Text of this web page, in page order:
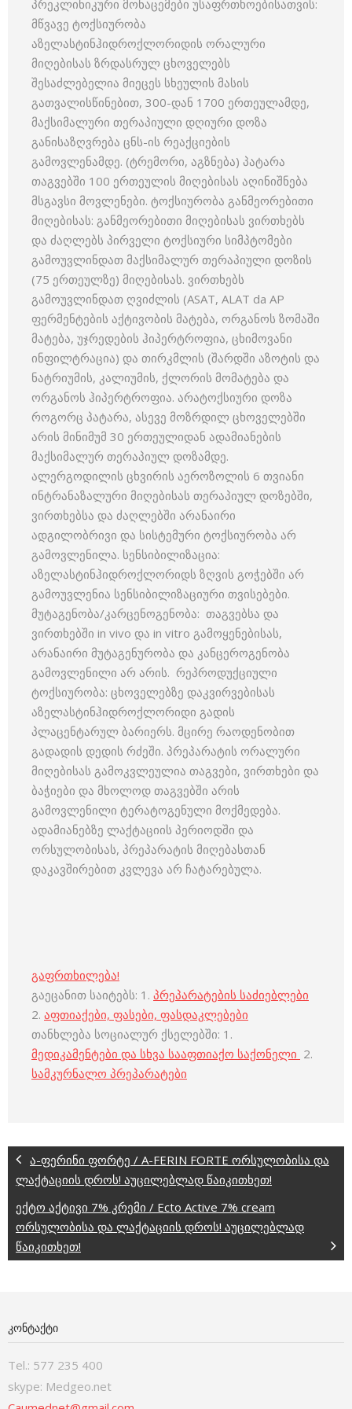
პრეკლინიკური მონაცემები უსაფრთხოებისათვის:
მწვავე ტოქსიურობა
აზელასტინჰიდროქლორიდის ორალური
მიღებისას ზრდასრულ ცხოველებს
შესაძლებელია მიეცეს სხეულის მასის
გათვალისწინებით, 300-დან 1700 ერთეულამდე,
მაქსიმალური თერაპიული დღიური დოზა
განისაზღვრება ცნს-ის რეაქციების
გამოვლენამდე. (ტრემორი, აგზნება) პატარა
თაგვებში 100 ერთეულის მიღებისას აღინიშნება
მსგავსი მოვლენები. ტოქსიურობა განმეორებითი
მიღებისას: განმეორებითი მიღებისას ვირთხებს
და ძაღლებს პირველი ტოქსიური სიმპტომები
გამოუვლინდათ მაქსიმალურ თერაპიული დოზის
(75 ერთეულზე) მიღებისას. ვირთხებს
გამოუვლინდათ ღვიძლის (ASAT, ALAT da AP
ფერმენტების აქტივობის მატება, ორგანოს ზომაში
მატება, უჯრედების ჰიპერტროფია, ცხიმოვანი
ინფილტრაცია) და თირკმლის (შარდში აზოტის და
ნატრიუმის, კალიუმის, ქლორის მომატება და
ორგანოს ჰიპერტროფია. არატოქსიური დოზა
როგორც პატარა, ასევე მოზრდილ ცხოველებში
არის მინიმუმ 30 ერთეულიდან ადამიანების
მაქსიმალურ თერაპიულ დოზამდე.
ალერგოდილის ცხვირის აეროზოლის 6 თვიანი
ინტრანაზალური მიღებისას თერაპიულ დოზებში,
ვირთხებსა და ძაღლებში არანაირი
ადგილობრივი და სისტემური ტოქსიურობა არ
გამოვლენილა. სენსიბილიზაცია:
აზელასტინჰიდროქლორიდს ზღვის გოჭებში არ
გამოუვლენია სენსიბილიზაციური თვისებები.
მუტაგენობა/კარცენოგენობა: თაგვებსა და
ვირთხებში in vivo და in vitro გამოყენებისას,
არანაირი მუტაგენურობა და კანცეროგენობა
გამოვლენილი არ არის. რეპროდუქციული
ტოქსიურობა: ცხოველებზე დაკვირვებისას
აზელასტინჰიდროქლორიდი გადის
პლაცენტარულ ბარიერს. მცირე რაოდენობით
გადადის დედის რძეში. პრეპარატის ორალური
მიღებისას გამოკვლეულია თაგვები, ვირთხები და
ბაჭიები და მხოლოდ თაგვებში არის
გამოვლენილი ტერატოგენული მოქმედება.
ადამიანებზე ლაქტაციის პერიოდში და
ორსულობისას, პრეპარატის მიღებასთან
დაკავშირებით კვლევა არ ჩატარებულა.
გაფრთხილება!
გაეცანით საიტებს: 1. პრეპარატების საძიებლები
2. აფთიაქები, ფასები, ფასდაკლებები
თანხლება სოციალურ ქსელებში: 1.
მედიკამენტები და სხვა სააფთიაქო საქონელი 2.
სამკურნალო პრეპარატები
ა-ფერინი ფორტე / A-FERIN FORTE ორსულობისა და
ლაქტაციის დროს! აუცილებლად წაიკითხეთ!
ექტო აქტივი 7% კრემი / Ecto Active 7% cream
ორსულობისა და ლაქტაციის დროს! აუცილებლად
წაიკითხეთ!
ᲙᲝᲜᲢᲐᲥᲢᲘ
Tel.: 577 235 400
skype: Medgeo.net